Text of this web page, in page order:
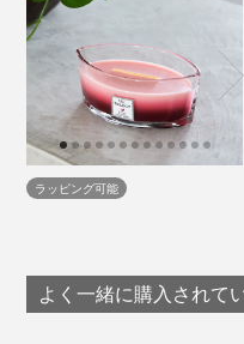
「トリロジーハースウィ
ガラス容器の形状お
上、ガラスとキャン
ている場合があり
ん。
芯に天然木を使用し
弱がありますので予
ロウの表面より3〜
を調節してください。
ラッピング可能
よく一緒に購入されて